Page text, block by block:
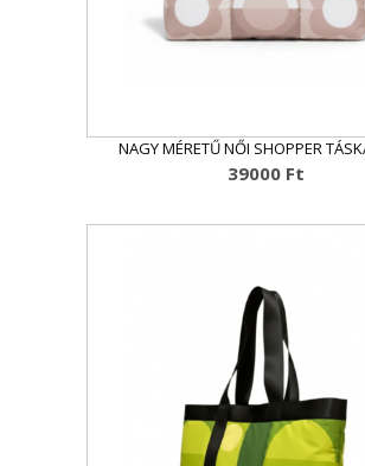
NAGY MÉRETŰ NŐI SHOPPER
39000 Ft